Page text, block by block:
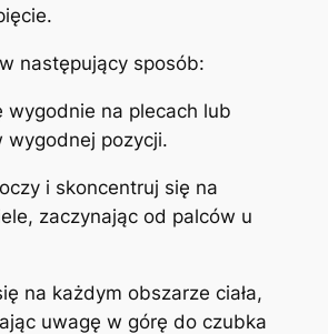
następujący sposób:
wygodnie na plecach lub
wygodnej pozycji.
i skoncentruj się na
zaczynając od palców u
na każdym obszarze ciała,
uwagę w górę do czubka